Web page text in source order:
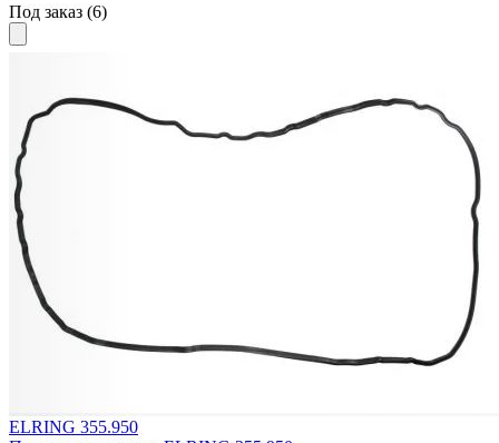
Под заказ (6)
ELRING 355.950